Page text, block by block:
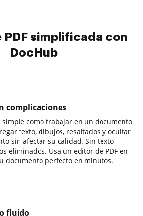
PDF simplificada con
DocHub
complicaciones
simple como trabajar en un documento
texto, dibujos, resaltados y ocultar
sin afectar su calidad. Sin texto
eliminados. Usa un editor de PDF en
documento perfecto en minutos.
fluido